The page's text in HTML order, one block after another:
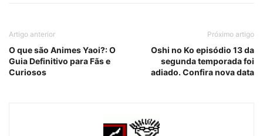
Artigo anterior
O que são Animes Yaoi?: O
Guia Definitivo para Fãs e
Curiosos
Próximo artigo
Oshi no Ko episódio 13 da
segunda temporada foi
adiado. Confira nova data